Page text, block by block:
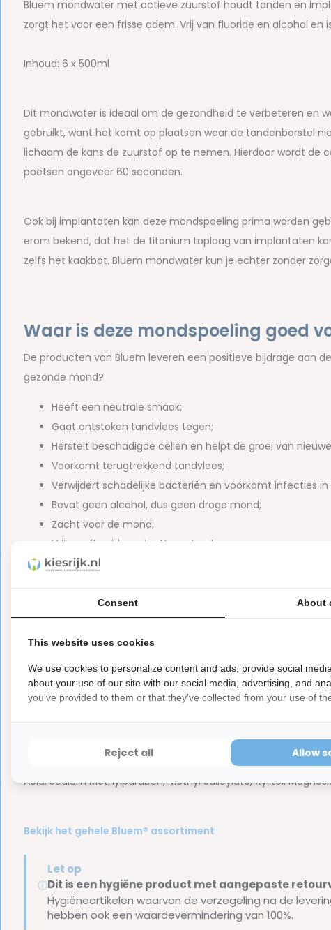
Bluem mondwater met actieve zuurstof houdt tanden en
zorgt het voor een frisse adem. Vrij van fluoride en alcohol
Inhoud: 6 x 500ml
Dit mondwater is ideaal om de gezondheid te verbeteren en
gebruikt, want het komt op plaatsen waar de tandenborstel
lichaam de kans de zuurstof op te nemen. Hierdoor wordt de
poetsen ongeveer 60 seconden.
Ook bij implantaten kan deze mondspoeling prima worden
erom bekend, dat het de titanium toplaag van implantaten
zelfs het kaakbot. Bluem mondwater kun je echter zonder
Waar is deze mondspoeling goed
De producten van Bluem leveren een positieve bijdrage aan
gezonde mond?
Heeft een neutrale smaak;
Gaat ontstoken tandvlees tegen;
Herstelt beschadigde cellen en helpt de groei van
Voorkomt terugtrekkend tandvlees;
Verwijdert schadelijke bacteriën en voorkomt infecties in
Bevat geen alcohol, dus geen droge mond;
Zacht voor de mond;
Vrij van fluoride en is pH-neutraal.
Fluidworden gebruikt.
Ingrediënten van Bluem mondwater met
Aqua, Glycerin, Mel, Sodium Lauryl Sulfate, PVP, Sodium
Acid, Sodium Methylparaben, Methyl Salicylate, Xylitol,
Bekijk het gehele Bluem® assortiment
ⓘ
Let op
Dit is een hygiëne product met aangepaste
Hygiëneartikelen waarvan de verzegeling na de
hebben ook een waardevermindering van 100%.
Consent About
This website uses cookies
We use cookies to personalize content and ads, provide social
about your use of our site with our social media, advertising, and
you've provided to them or that they've collected from your use of
Reject all Allow